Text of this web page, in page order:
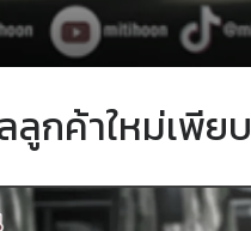
ลูกค้าใหม่เพียบ